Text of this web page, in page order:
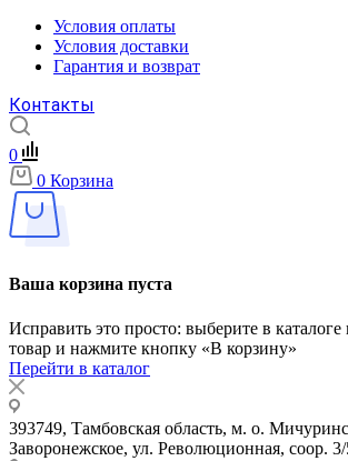
Условия оплаты
Условия доставки
Гарантия и возврат
Контакты
0
0 Корзина
Ваша корзина пуста
Исправить это просто: выберите в
товар и нажмите кнопку «В корзину»
Перейти в каталог
393749, Тамбовская область, м. о.
Заворонежское, ул. Революционная, соор.